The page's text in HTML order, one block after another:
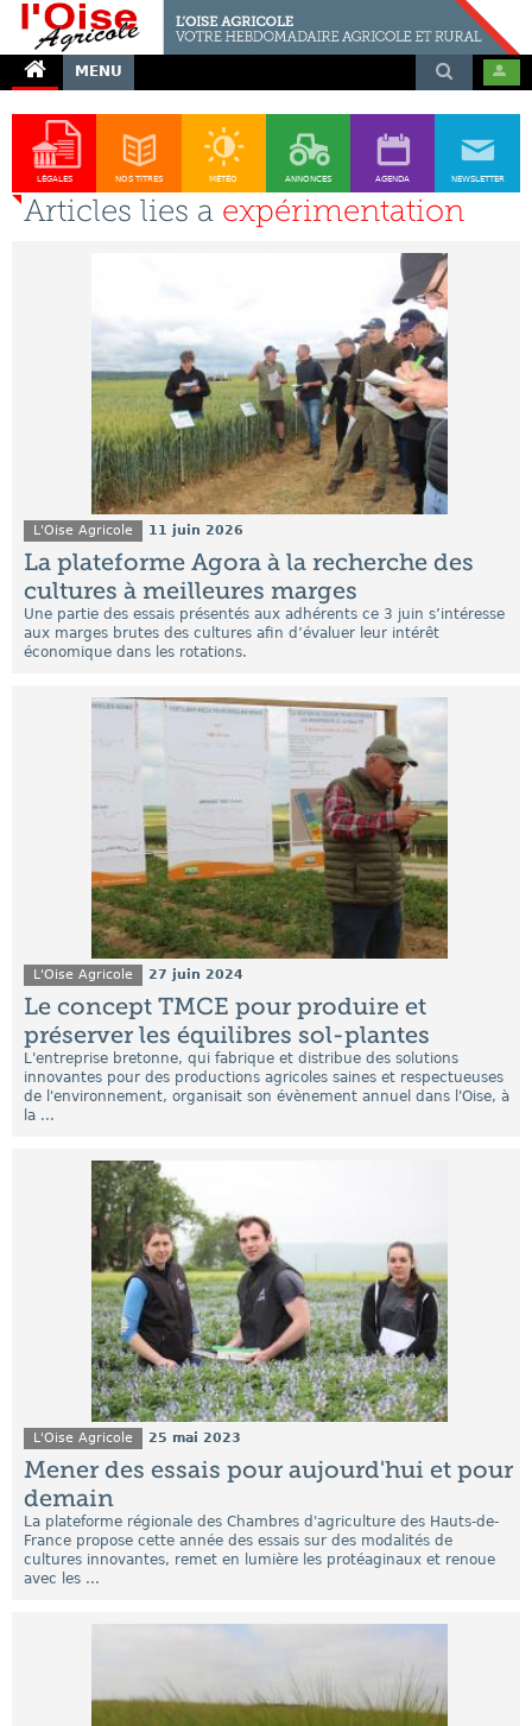
MENU
LÉGALES NOS TITRES MÉTÉO ANNONCES AGENDA NEWSLETTER
Articles lies a expérimentation
L'Oise Agricole 11 juin 2026
La plateforme Agora à la recherche des
cultures à meilleures marges
Une partie des essais présentés aux adhérents ce 3 juin s’intéresse
aux marges brutes des cultures afin d’évaluer leur intérêt
économique dans les rotations.
L'Oise Agricole 27 juin 2024
Le concept TMCE pour produire et
préserver les équilibres sol-plantes
L'entreprise bretonne, qui fabrique et distribue des solutions
innovantes pour des productions agricoles saines et respectueuses
de l'environnement, organisait son évènement annuel dans l'Oise, à
la ...
L'Oise Agricole 25 mai 2023
Mener des essais pour aujourd'hui et pour
demain
La plateforme régionale des Chambres d'agriculture des Hauts-de-
France propose cette année des essais sur des modalités de
cultures innovantes, remet en lumière les protéaginaux et renoue
avec les ...